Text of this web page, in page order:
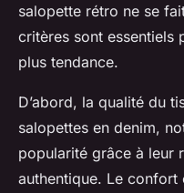
salopette rétro ne se
critères sont essentiels
plus tendance.
D’abord, la qualité du
salopettes en denim,
popularité grâce à leur
authentique. Le confort